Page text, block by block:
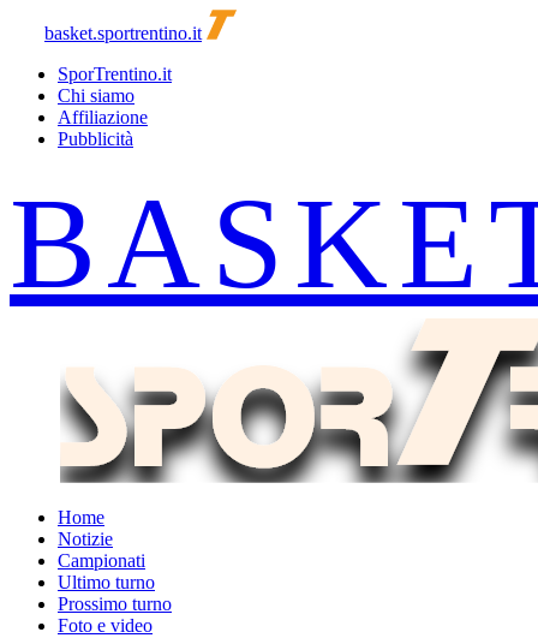
basket.sportrentino.it
SporTrentino.it
Chi siamo
Affiliazione
Pubblicità
Home
Notizie
Campionati
Ultimo turno
Prossimo turno
Foto e video